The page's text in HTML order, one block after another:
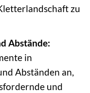
zu
Abstände:
in
Abständen an,
und